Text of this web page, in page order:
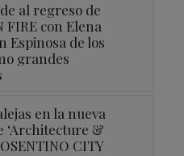
al regreso de
FIRE con Elena
Espinosa de los
grandes
en la nueva
‘Architecture &
CITY